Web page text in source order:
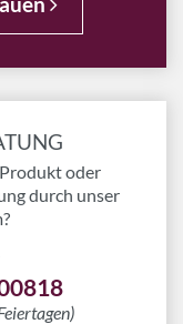
oder
durch unser